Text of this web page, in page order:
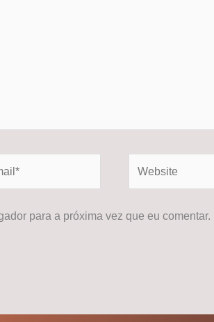
para a próxima vez que eu comentar.